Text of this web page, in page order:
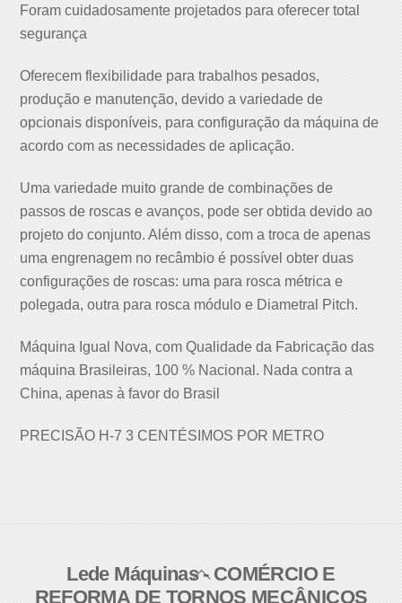
Foram cuidadosamente projetados para oferecer total
segurança
Oferecem flexibilidade para trabalhos pesados,
produção e manutenção, devido a variedade de
opcionais disponíveis, para configuração da máquina de
acordo com as necessidades de aplicação.
Uma variedade muito grande de combinações de
passos de roscas e avanços, pode ser obtida devido ao
projeto do conjunto. Além disso, com a troca de apenas
uma engrenagem no recâmbio é possível obter duas
configurações de roscas: uma para rosca métrica e
polegada, outra para rosca módulo e Diametral Pitch.
Máquina Igual Nova, com Qualidade da Fabricação das
máquina Brasileiras, 100 % Nacional. Nada contra a
China, apenas à favor do Brasil
PRECISÃO H-7 3 CENTÉSIMOS POR METRO
Back
To
Lede Máquinas - COMÉRCIO E
REFORMA DE TORNOS MECÂNICOS